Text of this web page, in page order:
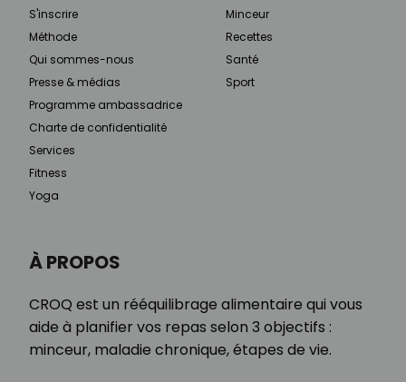
À PROPOS
CROQ est un rééquilibrage alimentaire qui vous
aide à planifier vos repas selon 3 objectifs :
minceur, maladie chronique, étapes de vie.
S'inscrire
Méthode
Qui sommes-nous
Presse & médias
Programme ambassadrice
Charte de confidentialité
Services
Fitness
Yoga
Minceur
Recettes
Santé
Sport